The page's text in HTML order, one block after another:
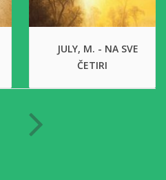
JULY, M. - NA SVE
ČETIRI